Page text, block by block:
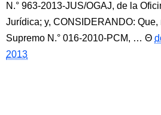
N.° 963-2013-JUS/OGAJ, de la
Jurídica; y, CONSIDERANDO:
Supremo N.° 016-2010-PCM, …
2013